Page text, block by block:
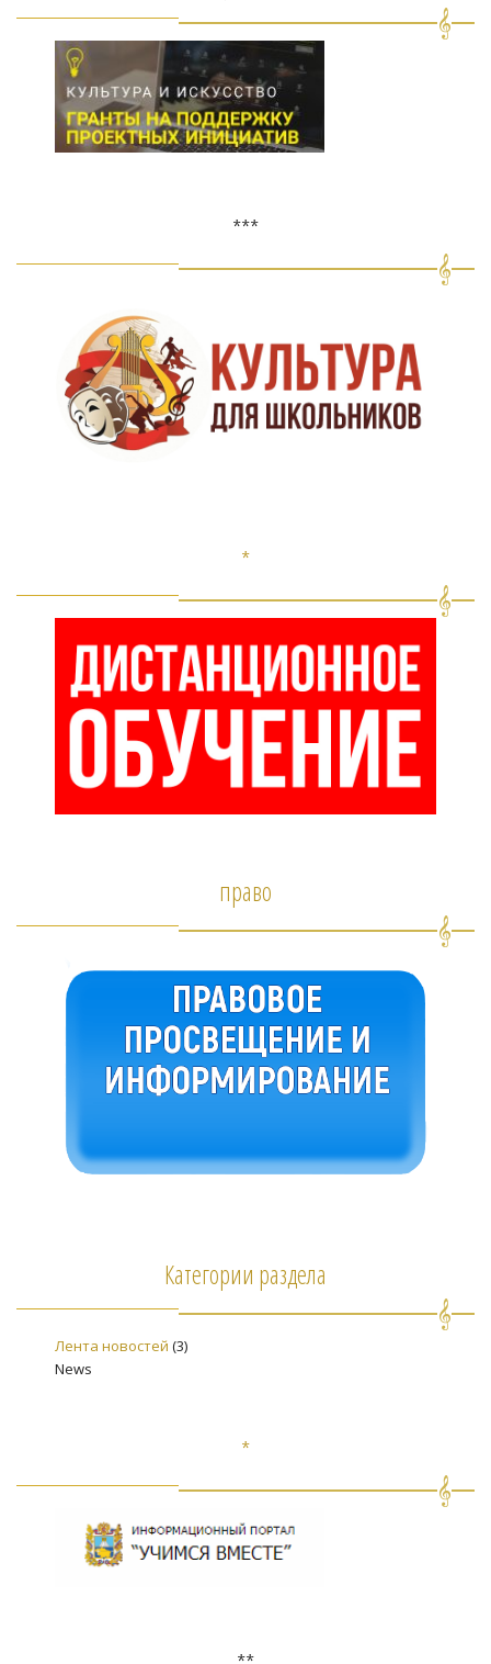
***
*
право
Категории раздела
Лента новостей (3)
News
*